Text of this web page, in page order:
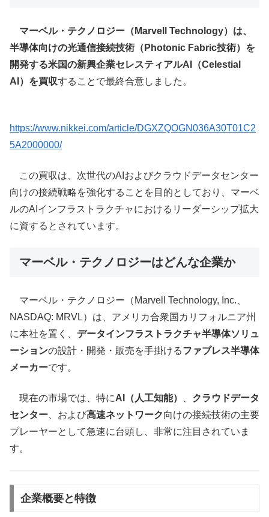
マーベル・テクノロジー（Marvell Technology）は、
半導体向けの光通信接続技術（Photonic Fabric技術）を
開発する米国の新興企業セレスティアルAI（Celestial
AI）を買収することで最終合意しました。
https://www.nikkei.com/article/DGXZQOGN036A30T01C2
5A2000000/
この買収は、次世代のAIおよびクラウドデータセンター
向けの接続戦略を強化することを目的としており、マーベ
ルのAIインフラストラクチャにおけるリーダーシップ拡大
に資するとされています。
マーベル・テクノロジーはどんな企業か
マーベル・テクノロジー（Marvell Technology, Inc.、
NASDAQ: MRVL）は、アメリカ合衆国カリフォルニア州
に本社を置く、 データインフラストラクチャ半導体ソリュ
ーションの設計・開発・販売を手掛けるファブレス半導体
メーカーです。
現在の市場では、特にAI（人工知能）
クラウドデータ
センター 、および高速ネットワーク向けの接続技術の主要
プレーヤーとして急速に台頭し、非常に注目されていま
す。
企業概要と特徴